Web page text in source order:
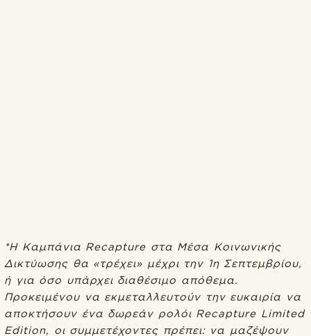
*Η Καμπάνια Recapture στα Μέσα Κοινωνικής
Δικτύωσης θα «τρέχει» μέχρι την 1η Σεπτεμβρίου,
ή για όσο υπάρχει διαθέσιμο απόθεμα.
Προκειμένου να εκμεταλλευτούν την ευκαιρία να
αποκτήσουν ένα δωρεάν ρολόι Recapture Limited
Edition, οι συμμετέχοντες πρέπει: να μαζέψουν